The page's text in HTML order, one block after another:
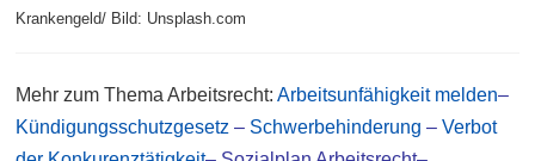
Krankengeld/ Bild: Unsplash.com
Mehr zum Thema Arbeitsrecht:Arbeitsunfähigkeit melden–
Kündigungsschutzgesetz– Schwerbehinderung–Verbot